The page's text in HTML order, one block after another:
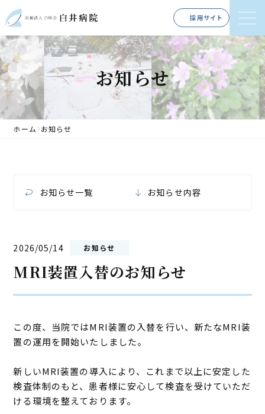
採用サイト
お知らせ
ホーム お知らせ
お知らせ一覧 お知らせ内容
2026/05/14 お知らせ
MRI装置入替のお知らせ
この度、当院ではMRI装置の入替を行い、新たなMRI装
置の運用を開始いたしました。
新しいMRI装置の導入により、これまで以上に安定した
検査体制のもと、患者様に安心して検査を受けていただ
ける環境を整えております。